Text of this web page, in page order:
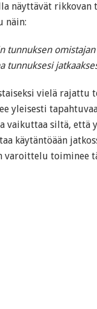
näyttävät rikkovan
näin:
tunnuksen
tunnuksesi
vielä rajattu
yleisesti
vaikuttaa siltä, että
käytäntöään
varoittelu toiminee